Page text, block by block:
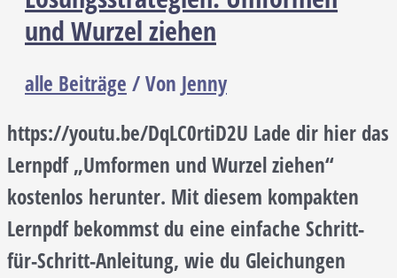
und Wurzel ziehen
alle Beiträge / Von Jenny
https://youtu.be/DqLC0rtiD2U Lade dir hier das
Lernpdf „Umformen und Wurzel ziehen“
kostenlos herunter. Mit diesem kompakten
Lernpdf bekommst du eine einfache Schritt-
für-Schritt-Anleitung, wie du Gleichungen